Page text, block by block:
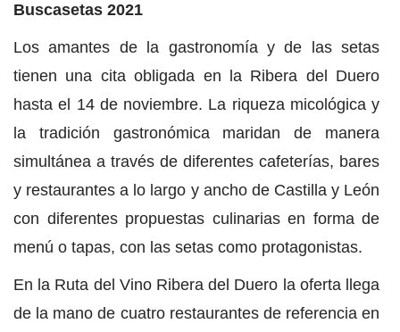
Buscasetas 2021
Los amantes de la gastronomía y de las setas
tienen una cita obligada en la Ribera del Duero
hasta el 14 de noviembre. La riqueza micológica y
la tradición gastronómica maridan de manera
simultánea a través de diferentes cafeterías, bares
y restaurantes a lo largo y ancho de Castilla y León
con diferentes propuestas culinarias en forma de
menú o tapas, con las setas como protagonistas.
En la Ruta del Vino Ribera del Duero la oferta llega
de la mano de cuatro restaurantes de referencia en